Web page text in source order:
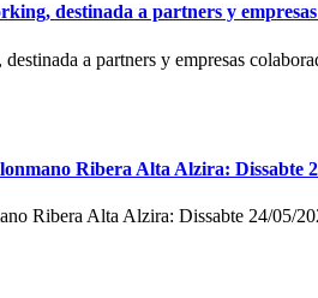
destinada a partners y
a partners y empresas
Ribera Alta Alzira: Dissabte
Ribera Alta Alzira: Dissabte 24/05/